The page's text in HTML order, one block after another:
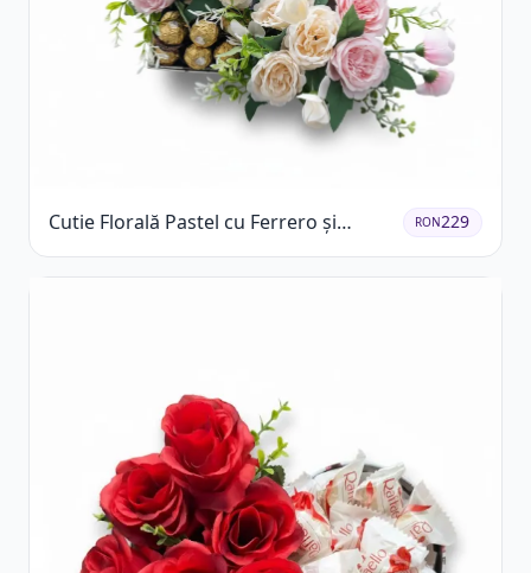
Cutie Florală Pastel cu Ferrero și
Raffaello
RON229